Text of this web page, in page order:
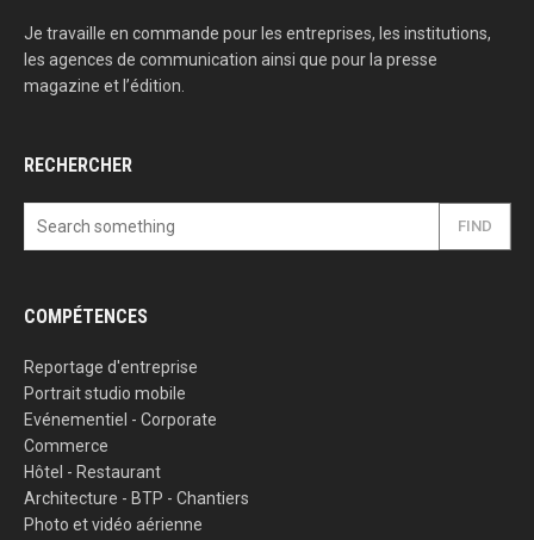
Je travaille en commande pour les entreprises, les institutions,
les agences de communication ainsi que pour la presse
magazine et l’édition.
RECHERCHER
FIND
COMPÉTENCES
Reportage d'entreprise
Portrait studio mobile
Evénementiel - Corporate
Commerce
Hôtel - Restaurant
Architecture - BTP - Chantiers
Photo et vidéo aérienne